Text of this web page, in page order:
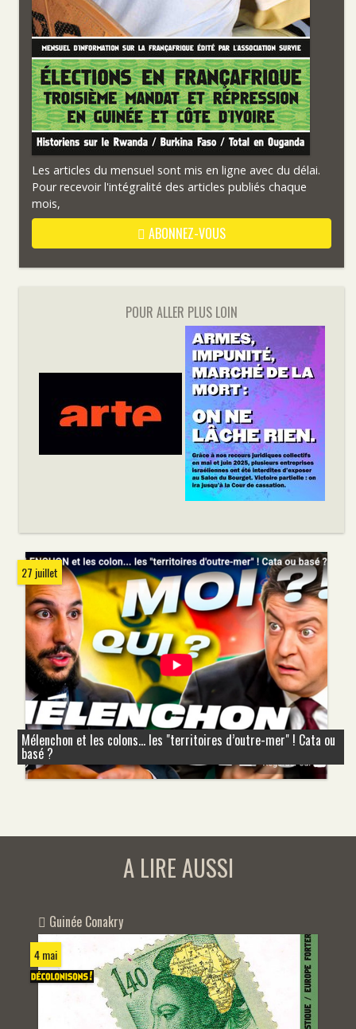
Les articles du mensuel sont mis en ligne avec du délai.
Pour recevoir l'intégralité des articles publiés chaque
mois,
ABONNEZ-VOUS
POUR ALLER PLUS LOIN
27 juillet
Mélenchon et les colons... les "territoires d’outre-mer" ! Cata ou
basé ?
A LIRE AUSSI
Guinée Conakry
4 mai